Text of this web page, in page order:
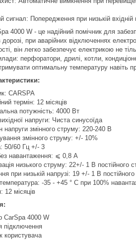
сигнал: Попередження при низькій
4000 W - це надійний помічник для
дорозі, при аварійних відключеннях
він легко забезпечує електрикою не
перфоратори, дрилі, котли,
оптимальну температуру навіть
CARSPA
термін: 12 місяців
потужність: 4000 Вт
напруги: Чиста синусоїда
напруги змінного струму: 220-240 В
змінного струму: +/- 10%
50/60 Гц +/- 3
навантаження: ⩽ 0,8 А
низького струму: 22+/- 1 В постійного
при низькій напрузі: 19 +/- 1 В
-35 - +45 ° C при 100%
12 місяців
CarSpa 4000 W
підключення
користувача